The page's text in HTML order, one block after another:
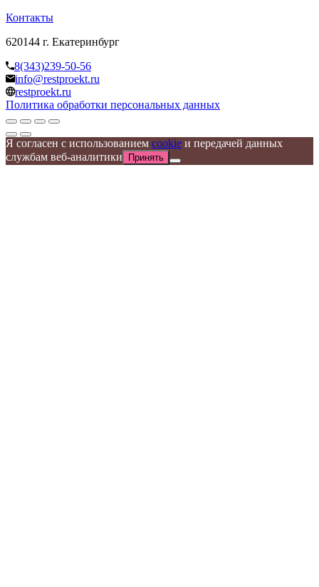
Контакты
620144 г. Екатеринбург
8(343)239-50-56
info@restproekt.ru
restproekt.ru
Политика обработки персональных данных
Я согласен с использованием cookie и передачей данных
службам веб-аналитики
Принять